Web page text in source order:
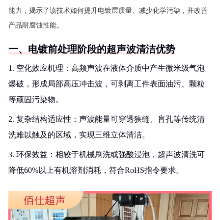
能力，揭示了该技术如何提升电镀层质量、减少化学污染，并改善
产品耐腐蚀性能。
一、电镀前处理阶段的超声波清洁优势
1. 空化效应机理：高频声波在液体介质中产生微米级气泡
爆破，形成局部高压冲击波，可剥离工件表面油污、颗粒
等顽固污染物。
2. 复杂结构适应性：声波能量可穿透狭缝、盲孔等传统清
洗难以触及的区域，实现三维立体清洁。
3. 环保效益：相较于机械刷洗或强酸浸泡，超声波清洗可
降低60%以上有机溶剂消耗，符合RoHS指令要求。